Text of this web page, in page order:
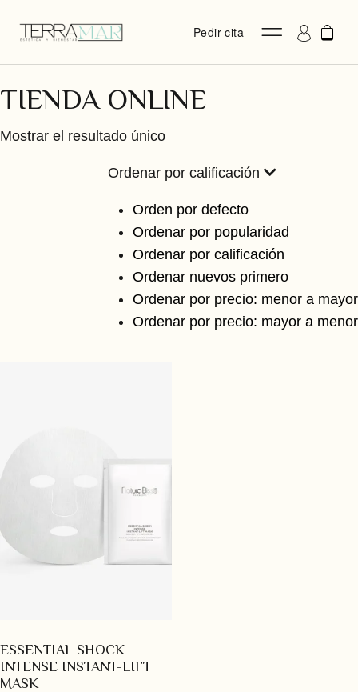
Pedir cita
TIENDA ONLINE
Mostrar el resultado único
Ordenar por calificación
Orden por defecto
Ordenar por popularidad
Ordenar por calificación
Ordenar nuevos primero
Ordenar por precio: menor a mayor
Ordenar por precio: mayor a menor
ESSENTIAL SHOCK
INTENSE INSTANT-LIFT
MASK